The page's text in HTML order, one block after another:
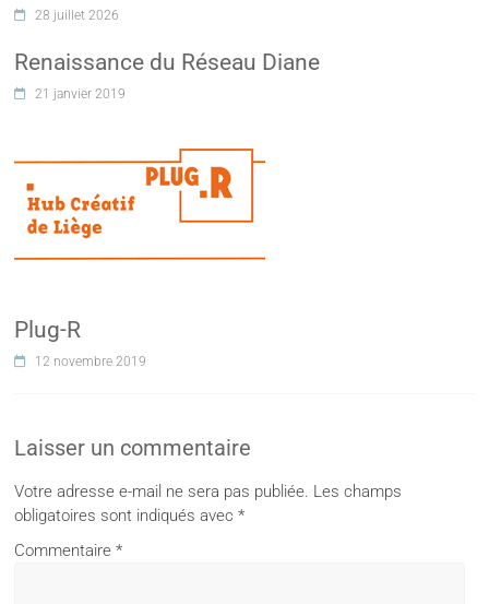
28 juillet 2026
Renaissance du Réseau Diane
21 janvier 2019
Plug-R
12 novembre 2019
Laisser un commentaire
Votre adresse e-mail ne sera pas publiée. Les champs
obligatoires sont indiqués avec*
Commentaire*